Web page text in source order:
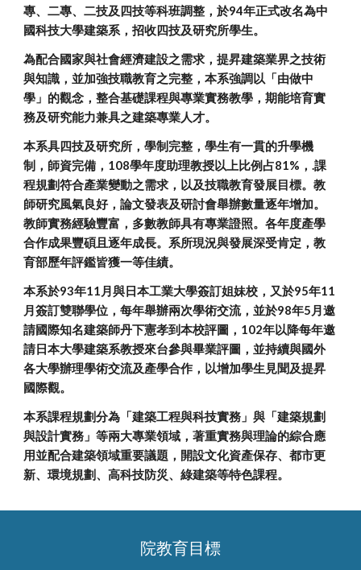
專、二專、二技及四技等科班調整，於94年正式改名為中
國科技大學建築系，招收四技及研究所學生。
為配合國家與社會經濟建設之需求，提昇建築業界之技術
與知識，並加強技職教育之完整，本系強調以「由做中
學」的觀念，整合基礎課程與專業實務教學，期能培育實
務及研究能力兼具之建築專業人才。
本系具四技及研究所，學制完整，學生有一貫的升學機
制，師資完備，108學年度助理教授以上比例占81%，.課
程規劃符合產業變動之需求，以及技職教育發展目標。教
師研究風氣良好，論文發表及研討會舉辦數量逐年增加。
教師實務經驗豐富，多數教師具有專業證照。各年度產學
合作成果豐碩且逐年成長。系所現況與發展深受肯定，教
育部歷年評鑑皆獲一等佳績。
本系於93年11月與日本工業大學簽訂姐妹校，又於95年11
月簽訂雙聯學位，每年舉辦兩次學術交流，並於98年5月邀
請國際知名建築師丹下憲孝到本校評圖，102年以降每年邀
請日本大學建築系教授來台參與畢業評圖，並持續與國外
各大學辦理學術交流及產學合作，以增加學生見聞及提昇
國際觀。
本系課程規劃分為「建築工程與科技實務」與「建築規劃
與設計實務」等兩大專業領域，著重實務與理論的綜合應
用並配合建築領域重要議題，開設文化資產保存、都市更
新、環境規劃、高科技防災、綠建築等特色課程。
院教育目標